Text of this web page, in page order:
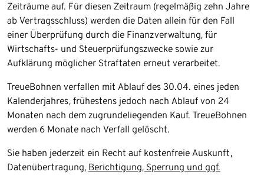
Zeiträume auf. Für diesen Zeitraum (regelmäßig zehn Jahre
ab Vertragsschluss) werden die Daten allein für den Fall
einer Überprüfung durch die Finanzverwaltung, für
Wirtschafts- und Steuerprüfungszwecke sowie zur
Aufklärung möglicher Straftaten erneut verarbeitet.
TreueBohnen verfallen mit Ablauf des 30.04. eines jeden
Kalenderjahres, frühestens jedoch nach Ablauf von 24
Monaten nach dem zugrundeliegenden Kauf. TreueBohnen
werden 6 Monate nach Verfall gelöscht.
Sie haben jederzeit ein Recht auf kostenfreie Auskunft,
Datenübertragung, Berichtigung, Sperrung und ggf.